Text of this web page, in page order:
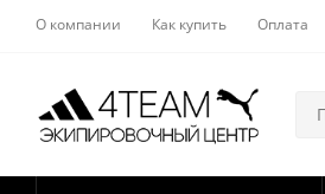
О компании Как купить Оплата